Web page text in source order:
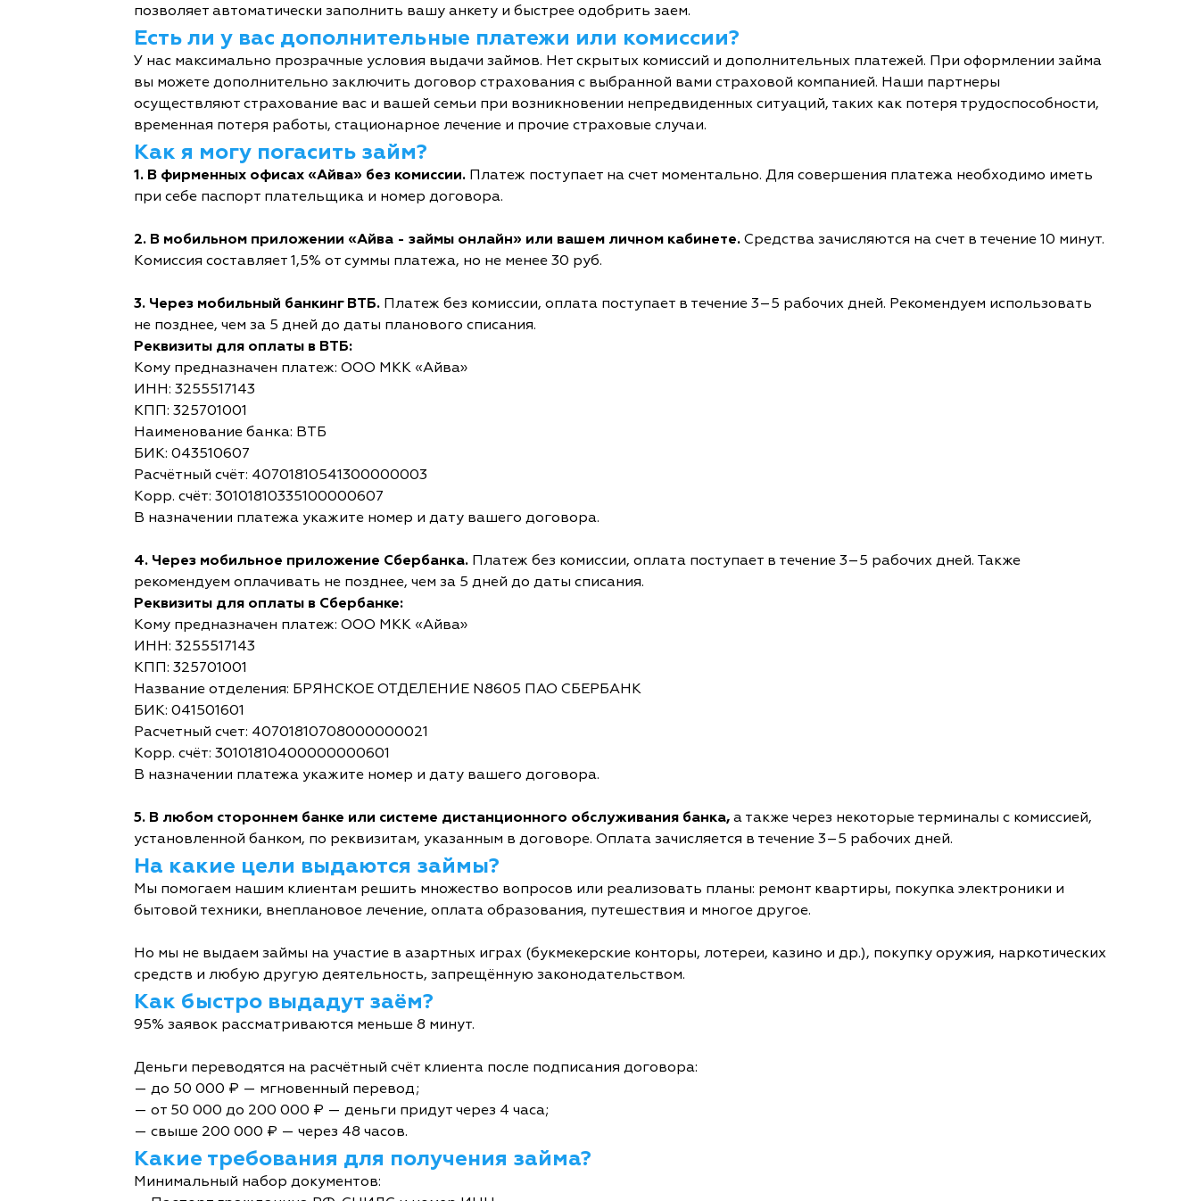
позволяет автоматически заполнить вашу анкету и быстрее одобрить заем.
Есть ли у вас дополнительные платежи или комиссии?
У нас максимально прозрачные условия выдачи займов. Нет скрытых комиссий и дополнительных платежей. При оформлении займа
вы можете дополнительно заключить договор страхования с выбранной вами страховой компанией. Наши партнеры
осуществляют страхование вас и вашей семьи при возникновении непредвиденных ситуаций, таких как потеря трудоспособности,
временная потеря работы, стационарное лечение и прочие страховые случаи.
Как я могу погасить займ?
1. В фирменных офисах «Айва» без комиссии. Платеж поступает на счет моментально. Для совершения платежа необходимо иметь
при себе паспорт плательщика и номер договора.
2. В мобильном приложении «Айва - займы онлайн» или вашем личном кабинете. Средства зачисляются на счет в течение 10 минут.
Комиссия составляет 1,5% от суммы платежа, но не менее 30 руб.
3. Через мобильный банкинг ВТБ. Платеж без комиссии, оплата поступает в течение 3–5 рабочих дней. Рекомендуем использовать
не позднее, чем за 5 дней до даты планового списания.
Реквизиты для оплаты в ВТБ:
Кому предназначен платеж: ООО МКК «Айва»
ИНН: 3255517143
КПП: 325701001
Наименование банка: ВТБ
БИК: 043510607
Расчётный счёт: 40701810541300000003
Корр. счёт: 30101810335100000607
В назначении платежа укажите номер и дату вашего договора.
4. Через мобильное приложение Сбербанка. Платеж без комиссии, оплата поступает в течение 3–5 рабочих дней. Также
рекомендуем оплачивать не позднее, чем за 5 дней до даты списания.
Реквизиты для оплаты в Сбербанке:
Кому предназначен платеж: ООО МКК «Айва»
ИНН: 3255517143
КПП: 325701001
Название отделения: БРЯНСКОЕ ОТДЕЛЕНИЕ N8605 ПАО СБЕРБАНК
БИК: 041501601
Расчетный счет: 40701810708000000021
Корр. счёт: 30101810400000000601
В назначении платежа укажите номер и дату вашего договора.
5. В любом стороннем банке или системе дистанционного обслуживания банка, а также через некоторые терминалы с комиссией,
установленной банком, по реквизитам, указанным в договоре. Оплата зачисляется в течение 3–5 рабочих дней.
На какие цели выдаются займы?
Мы помогаем нашим клиентам решить множество вопросов или реализовать планы: ремонт квартиры, покупка электроники и
бытовой техники, внеплановое лечение, оплата образования, путешествия и многое другое.
Но мы не выдаем займы на участие в азартных играх (букмекерские конторы, лотереи, казино и др.), покупку оружия, наркотических
средств и любую другую деятельность, запрещённую законодательством.
Как быстро выдадут заём?
95% заявок рассматриваются меньше 8 минут.
Деньги переводятся на расчётный счёт клиента после подписания договора:
— до 50 000 ₽ — мгновенный перевод;
— от 50 000 до 200 000 ₽ — деньги придут через 4 часа;
— свыше 200 000 ₽ — через 48 часов.
Какие требования для получения займа?
Минимальный набор документов: